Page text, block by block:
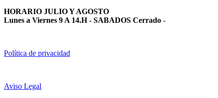
HORARIO JULIO Y AGOSTO
Lunes a Viernes 9 A 14.H - SABADOS Cerrado -
Política de privacidad
Aviso Legal